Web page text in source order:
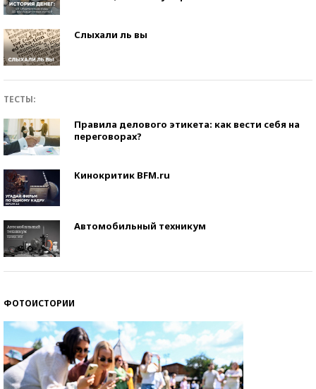
Слыхали ль вы
ТЕСТЫ:
Правила делового этикета: как вести себя на
переговорах?
Кинокритик BFM.ru
Автомобильный техникум
ФОТОИСТОРИИ